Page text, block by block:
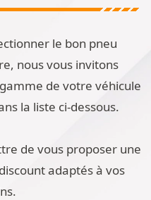
le bon pneu
nous vous invitons
de votre véhicule
la liste ci-dessous.
de vous proposer une
adaptés à vos